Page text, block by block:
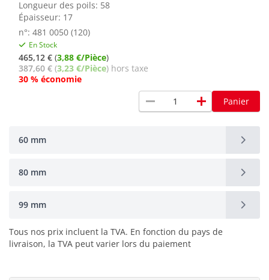
Longueur des poils: 58
Épaisseur: 17
n°: 481 0050 (120)
En Stock
465,12 € (3,88 €/Pièce)
387,60 € (3,23 €/Pièce) hors taxe
30 % économie
remove add Panier
60 mm
80 mm
99 mm
Tous nos prix incluent la TVA. En fonction du pays de
livraison, la TVA peut varier lors du paiement